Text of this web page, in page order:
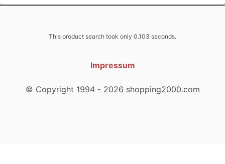
This product search took only 0.103 seconds.
Impressum
© Copyright 1994 - 2026 shopping2000.com